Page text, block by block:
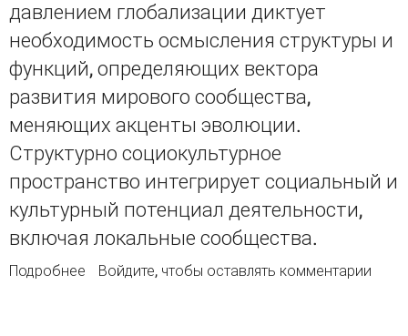
давлением глобализации диктует
необходимость осмысления структуры и
функций, определяющих вектора
развития мирового сообщества,
меняющих акценты эволюции.
Структурно социокультурное
пространство интегрирует социальный и
культурный потенциал деятельности,
включая локальные сообщества.
Подробнее о Социокультурное пространство: к проблеме
Войдите, чтобы оставлять комментарии